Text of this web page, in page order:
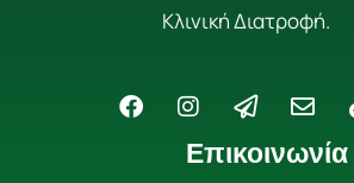
Κλινική Διατροφή.
F
a
I
n
s
t
P
a
p
e
E
n
v
e
Επικοινωνία